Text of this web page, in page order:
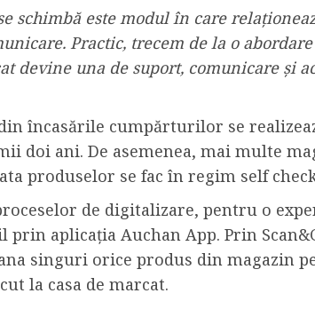
schimbă este modul în care
Practic, trecem de la o
devine una de suport, comunicare și
încasările cumpărturilor se
doi ani. De asemenea, mai multe
produselor se fac în regim self
de digitalizare, pentru o
prin aplicația Auchan App. Prin
singuri orice produs din magazin
la casa de marcat.